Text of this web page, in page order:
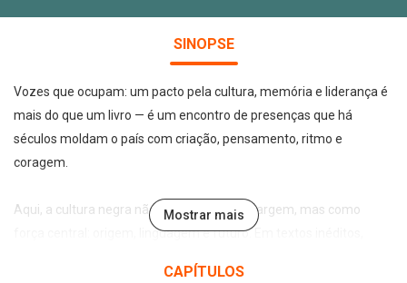
SINOPSE
Vozes que ocupam: um pacto pela cultura, memória e liderança é
mais do que um livro — é um encontro de presenças que há
séculos moldam o país com criação, pensamento, ritmo e
coragem.
Aqui, a cultura negra não aparece como margem, mas como
força central: origem, linguagem e futuro. Em textos inéditos,
Mostrar mais
CAPÍTULOS